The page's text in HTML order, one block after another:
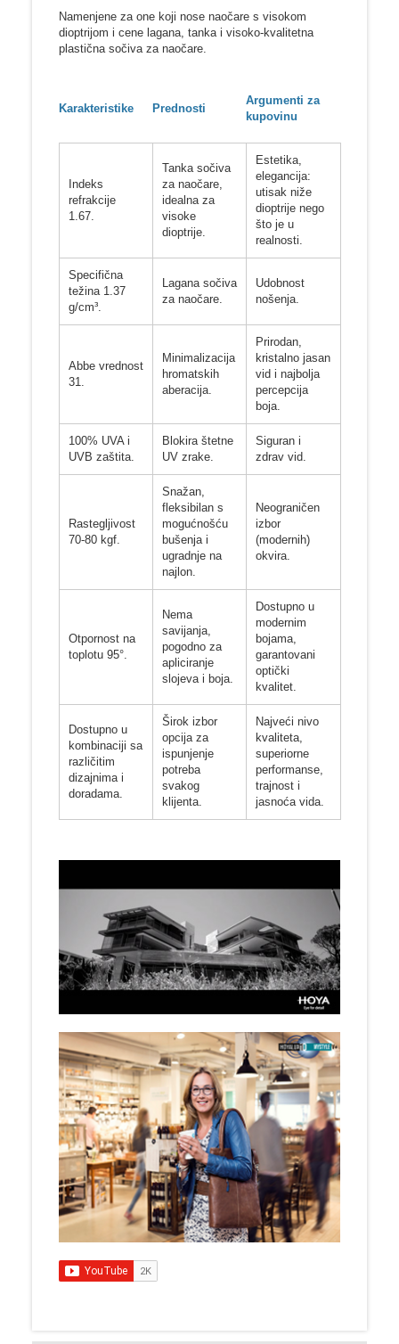
Namenjene za one koji nose naočare s visokom
dioptrijom i cene lagana, tanka i visoko-kvalitetna
plastična sočiva za naočare.
Karakteristike Prednosti
Argumenti za
kupovinu
Indeks
refrakcije
1.67.
Tanka sočiva
za naočare,
idealna za
visoke
dioptrije.
Estetika,
elegancija:
utisak niže
dioptrije nego
što je u
realnosti.
Specifična
težina 1.37
g/cm³.
Lagana sočiva
za naočare.
Udobnost
nošenja.
Abbe vrednost
31.
Minimalizacija
hromatskih
aberacija.
Prirodan,
kristalno jasan
vid i najbolja
percepcija
boja.
100% UVA i
UVB zaštita.
Blokira štetne
UV zrake.
Siguran i
zdrav vid.
Rastegljivost
70-80 kgf.
Snažan,
fleksibilan s
mogućnošću
bušenja i
ugradnje na
najlon.
Neograničen
izbor
(modernih)
okvira.
Otpornost na
toplotu 95°.
Nema
savijanja,
pogodno za
apliciranje
slojeva i boja.
Dostupno u
modernim
bojama,
garantovani
optički
kvalitet.
Dostupno u
kombinaciji sa
različitim
dizajnima i
doradama.
Širok izbor
opcija za
ispunjenje
potreba
svakog
klijenta.
Najveći nivo
kvaliteta,
superiorne
performanse,
trajnost i
jasnoća vida.